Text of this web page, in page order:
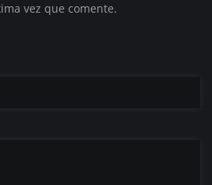
vez que comente.